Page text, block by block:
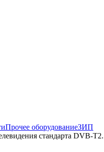
Прочее оборудованиеЗИП
стандарта